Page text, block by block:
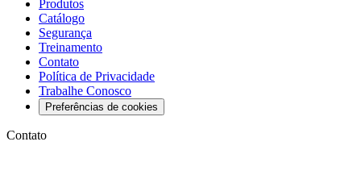
Produtos
Catálogo
Segurança
Treinamento
Contato
Política de Privacidade
Trabalhe Conosco
Preferências de cookies
Contato